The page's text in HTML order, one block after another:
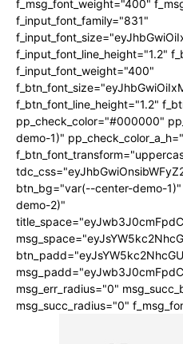
f_msg_font_weight="400"
f_input_font_family="831"
f_input_font_line_height="1.2"
f_input_font_weight="400"
f_btn_font_line_height="1.2"
pp_check_color="#000000"
demo-1)"
btn_bg="var(--center-demo-
demo-2)"
msg_err_radius="0"
msg_succ_radius="0"